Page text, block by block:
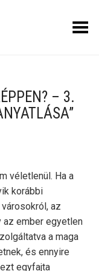
Toggle Menu
– 3.
véletlenül. Ha a
korábbi
az
az ember egyetlen
a maga
és ennyire
egyfajta